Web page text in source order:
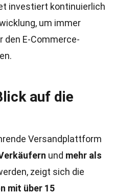
investiert kontinuierlich
um immer
den E-Commerce-
auf die
Versandplattform
und mehr als
zeigt sich die
mit über 15